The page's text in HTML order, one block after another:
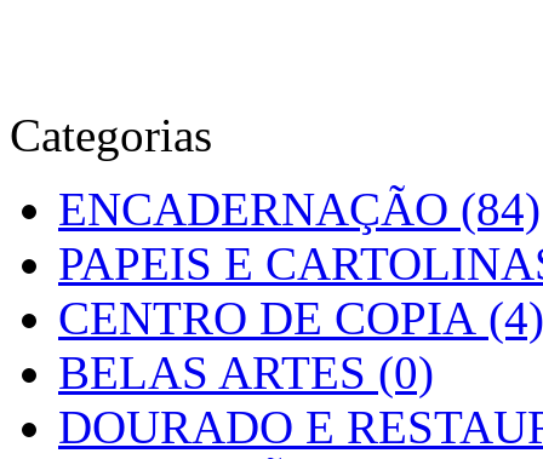
Categorias
ENCADERNAÇÃO (84)
PAPEIS E
CENTRO DE COPIA (4)
BELAS ARTES (0)
DOURADO E